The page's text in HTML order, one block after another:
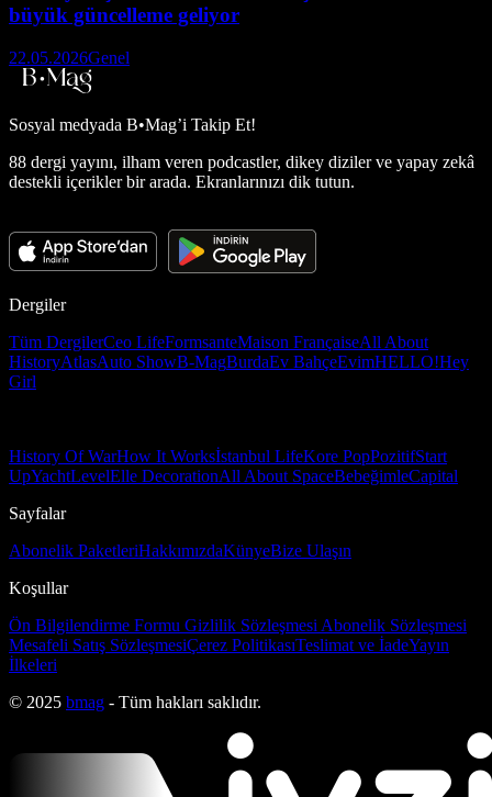
büyük güncelleme geliyor
22.05.2026Genel
Sosyal medyada B•Mag’i Takip Et!
88 dergi yayını, ilham veren podcastler, dikey diziler ve yapay zekâ
destekli içerikler bir arada. Ekranlarınızı dik tutun.
Dergiler
Tüm DergilerCeo LifeFormsanteMaison FrançaiseAll About
HistoryAtlasAuto ShowB-MagBurdaEv BahçeEvimHELLO!Hey
Girl
History Of WarHow It Worksİstanbul LifeKore PopPozitifStart
UpYachtLevelElle DecorationAll About SpaceBebeğimleCapital
Sayfalar
Abonelik PaketleriHakkımızdaKünyeBize Ulaşın
Koşullar
Ön Bilgilendirme Formu Gizlilik Sözleşmesi Abonelik Sözleşmesi
Mesafeli Satış SözleşmesiÇerez PolitikasıTeslimat ve İadeYayın
İlkeleri
© 2025 bmag - Tüm hakları saklıdır.